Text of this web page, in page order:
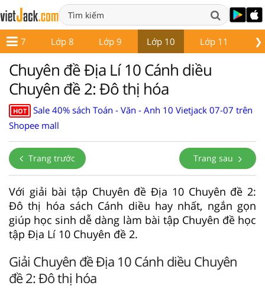
❯
Lớp 7 Lớp 8 Lớp 9 Lớp 10 Lớp 11
Chuyên đề Địa Lí 10 Cánh diều
Chuyên đề 2: Đô thị hóa
HOT
Sale 40% sách Toán - Văn - Anh 10 Vietjack 07-07 trên
Shopee mall
Trang trước Trang sau
Với giải bài tập Chuyên đề Địa 10 Chuyên đề 2:
Đô thị hóa sách Cánh diều hay nhất, ngắn gọn
giúp học sinh dễ dàng làm bài tập Chuyên đề học
tập Địa Lí 10 Chuyên đề 2.
Giải Chuyên đề Địa 10 Cánh diều Chuyên
đề 2: Đô thị hóa